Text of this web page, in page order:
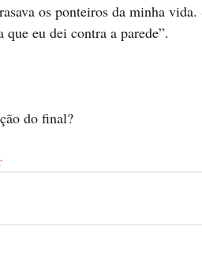
os ponteiros da minha
eu dei contra a parede”.
do final?